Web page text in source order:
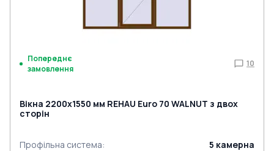
Попереднє
замовлення
10
Вікна 2200x1550 мм REHAU Euro 70 WALNUT з двох
сторін
Профільна система: 5 камерна